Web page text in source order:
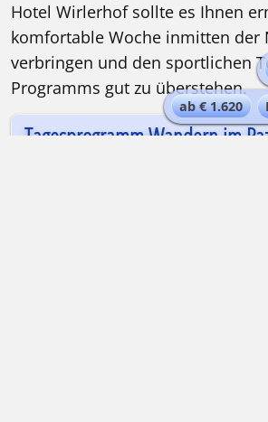
ab € 1.620
Hotel Wirlerhof sollte es Ihnen
komfortable Woche inmitten der
verbringen und den sportlichen
Programms gut zu überstehen.
Tagesprogramm Wandern im